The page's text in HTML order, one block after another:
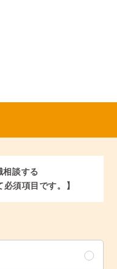
相談する
須項目です。】